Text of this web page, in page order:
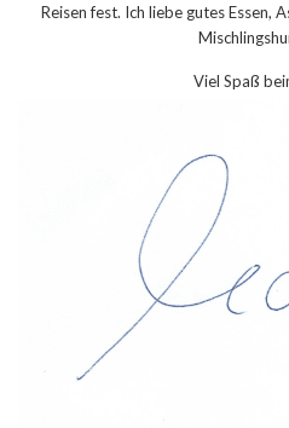
Reisen fest. Ich liebe gutes Essen,
Viel Spaß